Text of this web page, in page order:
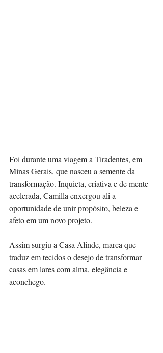
Foi durante uma viagem a Tiradentes, em
Minas Gerais, que nasceu a semente da
transformação. Inquieta, criativa e de mente
acelerada, Camilla enxergou ali a
oportunidade de unir propósito, beleza e
afeto em um novo projeto.
Assim surgiu a Casa Alinde, marca que
traduz em tecidos o desejo de transformar
casas em lares com alma, elegância e
aconchego.